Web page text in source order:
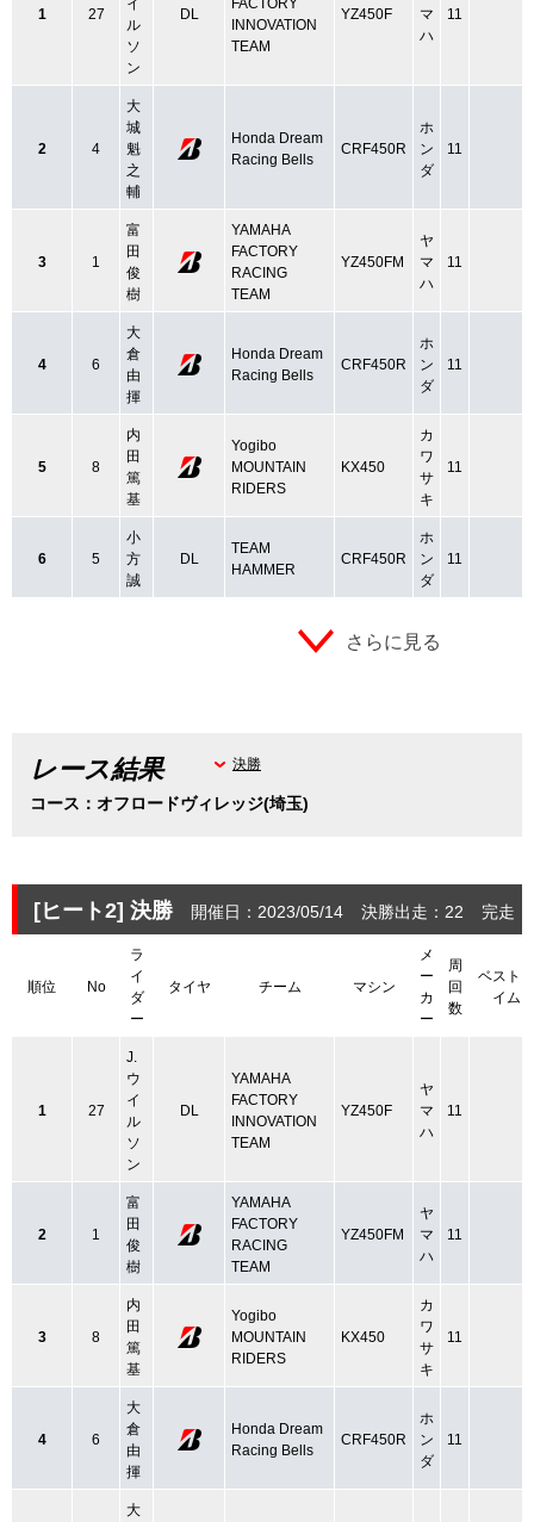
1 27
イ
ル
ソ
ン
DL
FACTORY
INNOVATION
TEAM
YZ450F
マ
ハ
11
2 4
大
城
魁
之
輔
Honda Dream
Racing Bells
CRF450R
ホ
ン
ダ
11
3 1
富
田
俊
樹
YAMAHA
FACTORY
RACING
TEAM
YZ450FM
ヤ
マ
ハ
11
4 6
大
倉
由
揮
Honda Dream
Racing Bells
CRF450R
ホ
ン
ダ
11
5 8
内
田
篤
基
Yogibo
MOUNTAIN
RIDERS
KX450
カ
ワ
サ
キ
11
6 5
小
方
誠
DL
TEAM
HAMMER
CRF450R
ホ
ン
ダ
11
さらに見る
レース結果
コース：オフロードヴィレッジ(埼玉)
決勝
[ヒート2] 決勝 開催日：2023/05/14 決勝出走：22 完走
順位 No
ラ
イ
ダ
ー
タイヤ チーム マシン
メ
ー
カ
ー
周
回
数
ベストタ
イム
1 27
J.
ウ
イ
ル
ソ
ン
DL
YAMAHA
FACTORY
INNOVATION
TEAM
YZ450F
ヤ
マ
ハ
11
2 1
富
田
俊
樹
YAMAHA
FACTORY
RACING
TEAM
YZ450FM
ヤ
マ
ハ
11
3 8
内
田
篤
基
Yogibo
MOUNTAIN
RIDERS
KX450
カ
ワ
サ
キ
11
4 6
大
倉
由
揮
Honda Dream
Racing Bells
CRF450R
ホ
ン
ダ
11
大